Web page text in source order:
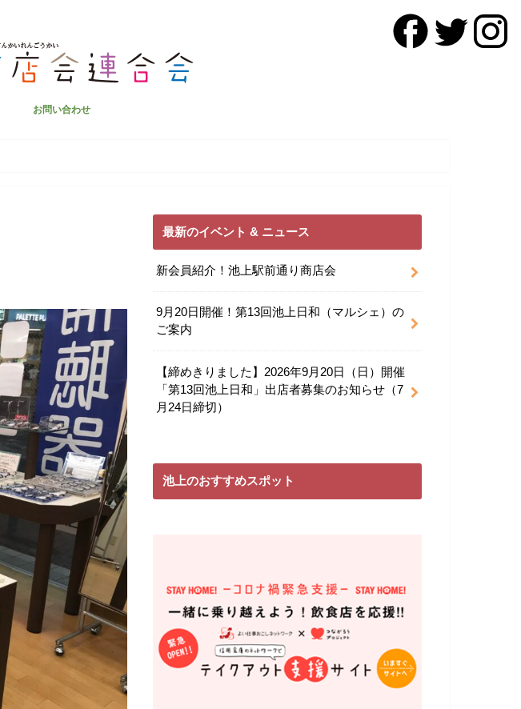
お問い合わせ
最新のイベント & ニュース
新会員紹介！池上駅前通り商店会
9月20日開催！第13回池上日和（マルシェ）の
ご案内
【締めきりました】2026年9月20日（日）開催
「第13回池上日和」出店者募集のお知らせ（7
月24日締切）
池上のおすすめスポット